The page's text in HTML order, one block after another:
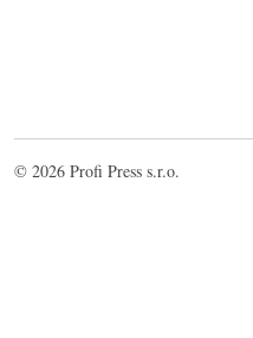
© 2026 Profi Press s.r.o.